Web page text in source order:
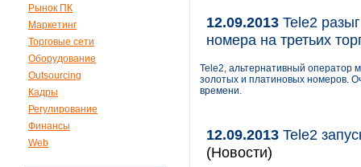
Рынок ПК
Маркетинг
Торговые сети
Оборудование
Outsourcing
Кадры
Регулирование
Финансы
Web
12.09.2013 Tele2
номера на третьих
Tele2, альтернативный оператор
золотых и платиновых номеров.
времени.
12.09.2013 Tele2
(Новости)